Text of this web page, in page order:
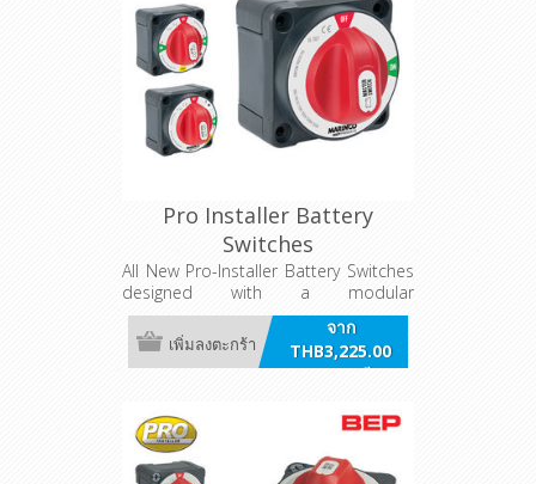
Pro Installer Battery
Switches
All New Pro-Installer Battery Switches
designed with a modular
configuration matching other Pro-
Installed products.
จาก
THB3,225.00
รวมภาษี
เพิ่มลงตะกร้า